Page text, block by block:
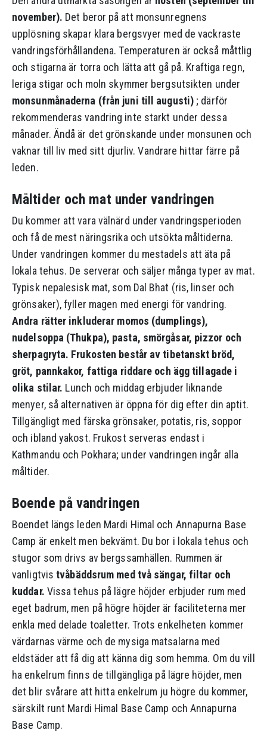
november). Det beror på att monsunregnens
upplösning skapar klara bergsvyer med de vackraste
vandringsförhållandena. Temperaturen är också måttlig
och stigarna är torra och lätta att gå på. Kraftiga regn,
leriga stigar och moln skymmer bergsutsikten under
monsunmånaderna (från juni till augusti) ; därför
rekommenderas vandring inte starkt under dessa
månader. Ändå är det grönskande under monsunen och
vaknar till liv med sitt djurliv. Vandrare hittar färre på
leden.
Måltider och mat under vandringen
Du kommer att vara välnärd under vandringsperioden
och få de mest näringsrika och utsökta måltiderna.
Under vandringen kommer du mestadels att äta på
lokala tehus. De serverar och säljer många typer av mat.
Typisk nepalesisk mat, som Dal Bhat (ris, linser och
grönsaker), fyller magen med energi för vandring.
Andra rätter inkluderar momos (dumplings),
nudelsoppa (Thukpa), pasta, smörgåsar, pizzor och
sherpagryta. Frukosten består av tibetanskt bröd,
gröt, pannkakor, fattiga riddare och ägg tillagade i
olika stilar. Lunch och middag erbjuder liknande
menyer, så alternativen är öppna för dig efter din aptit.
Tillgängligt med färska grönsaker, potatis, ris, soppor
och ibland yakost. Frukost serveras endast i
Kathmandu och Pokhara; under vandringen ingår alla
måltider.
Boende på vandringen
Boendet längs leden Mardi Himal och Annapurna Base
Camp är enkelt men bekvämt. Du bor i lokala tehus och
stugor som drivs av bergssamhällen. Rummen är
vanligtvistvåbäddsrum med två sängar, filtar och
kuddar. Vissa tehus på lägre höjder erbjuder rum med
eget badrum, men på högre höjder är faciliteterna mer
enkla med delade toaletter. Trots enkelheten kommer
värdarnas värme och de mysiga matsalarna med
eldstäder att få dig att känna dig som hemma. Om du vill
ha enkelrum finns de tillgängliga på lägre höjder, men
det blir svårare att hitta enkelrum ju högre du kommer,
särskilt runt Mardi Himal Base Camp och Annapurna
Base Camp.